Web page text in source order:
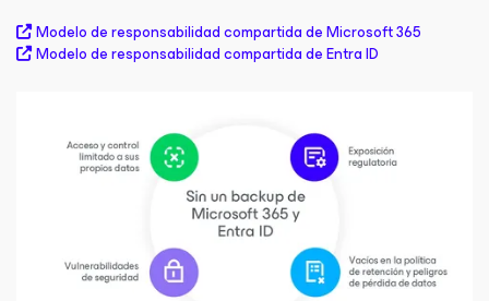
Modelo de responsabilidad compartida de Microsoft 365
Modelo de responsabilidad compartida de Entra ID